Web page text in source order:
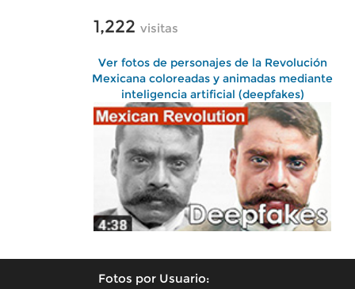
1,222 visitas
Ver fotos de personajes de la Revolución
Mexicana coloreadas y animadas mediante
inteligencia artificial (deepfakes)
Fotos por Usuario: